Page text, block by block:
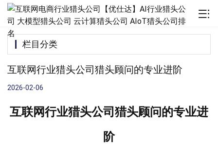
互联网行业猎头公司猎头顾问的专业进阶
2026-02-06
互联网行业猎头公司猎头顾问的专业进
阶
栏目分类